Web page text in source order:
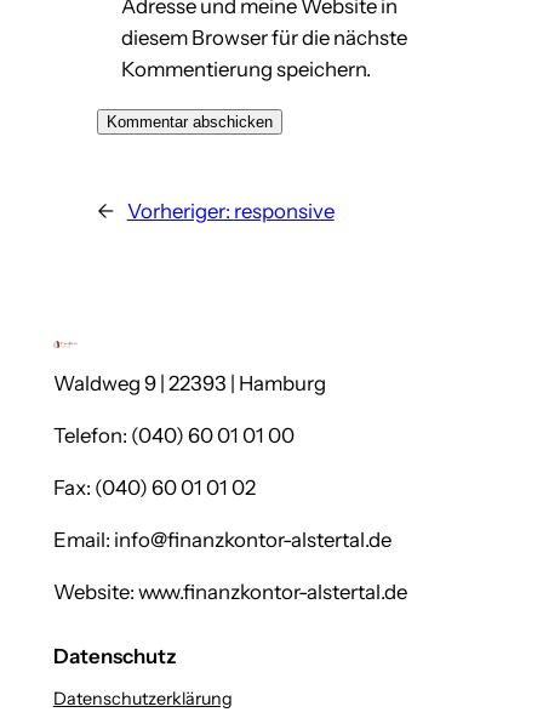
Adresse und meine Website in
diesem Browser für die nächste
Kommentierung speichern.
← Vorheriger: responsive
Waldweg 9 | 22393 | Hamburg
Telefon: (040) 60 01 01 00
Fax: (040) 60 01 01 02
Email: info@finanzkontor-alstertal.de
Website: www.finanzkontor-alstertal.de
Datenschutz
Datenschutzerklärung